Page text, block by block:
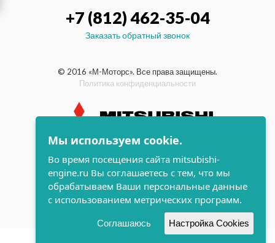
+7 (812) 462-35-04
Заказать обратный звонок
© 2016 «М-Моторс». Все права защищены.
Политика конфиденциальности
индустриальные и морские
дизельные двигатели Mitsubishi
разработка сайта
Мы используем cookie.
Во время посещения сайта mitsubishi-
engine.ru Вы соглашаетесь с тем, что мы
обрабатываем Ваши персональные данные
с использованием метрических программ.
Соглашаюсь Настройка Cookies